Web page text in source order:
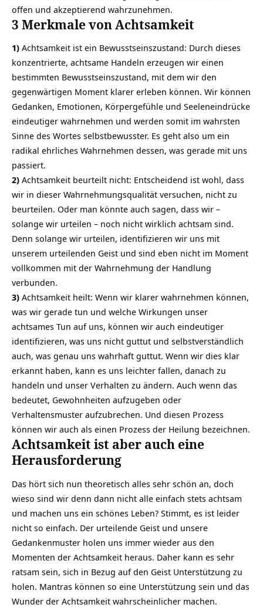
offen und akzeptierend wahrzunehmen.
3 Merkmale von Achtsamkeit
1) Achtsamkeit ist ein Bewusstseinszustand: Durch dieses
konzentrierte, achtsame Handeln erzeugen wir einen
bestimmten Bewusstseinszustand, mit dem wir den
gegenwärtigen Moment klarer erleben können. Wir können
Gedanken, Emotionen, Körpergefühle und Seeleneindrücke
eindeutiger wahrnehmen und werden somit im wahrsten
Sinne des Wortes selbstbewusster. Es geht also um ein
radikal ehrliches Wahrnehmen dessen, was gerade mit uns
passiert.
2) Achtsamkeit beurteilt nicht: Entscheidend ist wohl, dass
wir in dieser Wahrnehmungsqualität versuchen, nicht zu
beurteilen. Oder man könnte auch sagen, dass wir –
solange wir urteilen – noch nicht wirklich achtsam sind.
Denn solange wir urteilen, identifizieren wir uns mit
unserem urteilenden Geist und sind eben nicht im Moment
vollkommen mit der Wahrnehmung der Handlung
verbunden.
3) Achtsamkeit heilt: Wenn wir klarer wahrnehmen können,
was wir gerade tun und welche Wirkungen unser
achtsames Tun auf uns, können wir auch eindeutiger
identifizieren, was uns nicht guttut und selbstverständlich
auch, was genau uns wahrhaft guttut. Wenn wir dies klar
erkannt haben, kann es uns leichter fallen, danach zu
handeln und unser Verhalten zu ändern. Auch wenn das
bedeutet, Gewohnheiten aufzugeben oder
Verhaltensmuster aufzubrechen. Und diesen Prozess
können wir auch als einen Prozess der Heilung bezeichnen.
Achtsamkeit ist aber auch eine
Herausforderung
Das hört sich nun theoretisch alles sehr schön an, doch
wieso sind wir denn dann nicht alle einfach stets achtsam
und machen uns ein schönes Leben? Stimmt, es ist leider
nicht so einfach. Der urteilende Geist und unsere
Gedankenmuster holen uns immer wieder aus den
Momenten der Achtsamkeit heraus. Daher kann es sehr
ratsam sein, sich in Bezug auf den Geist Unterstützung zu
holen. Mantras können so eine Unterstützung sein und das
Wunder der Achtsamkeit wahrscheinlicher machen.